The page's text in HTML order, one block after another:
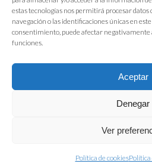
estas tecnologías nos permitirá procesar
navegación o las identificaciones únicas en
consentimiento, puede afectar negativamente
funciones.
Aceptar
Denegar
Ver
Política de cookiesPolítica
FIAB Federación Española de